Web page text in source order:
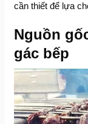
cần thiết để lựa
Nguồn
gác bếp